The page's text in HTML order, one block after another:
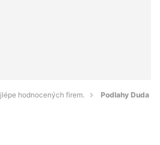
hodnocených firem. Podlahy Duda